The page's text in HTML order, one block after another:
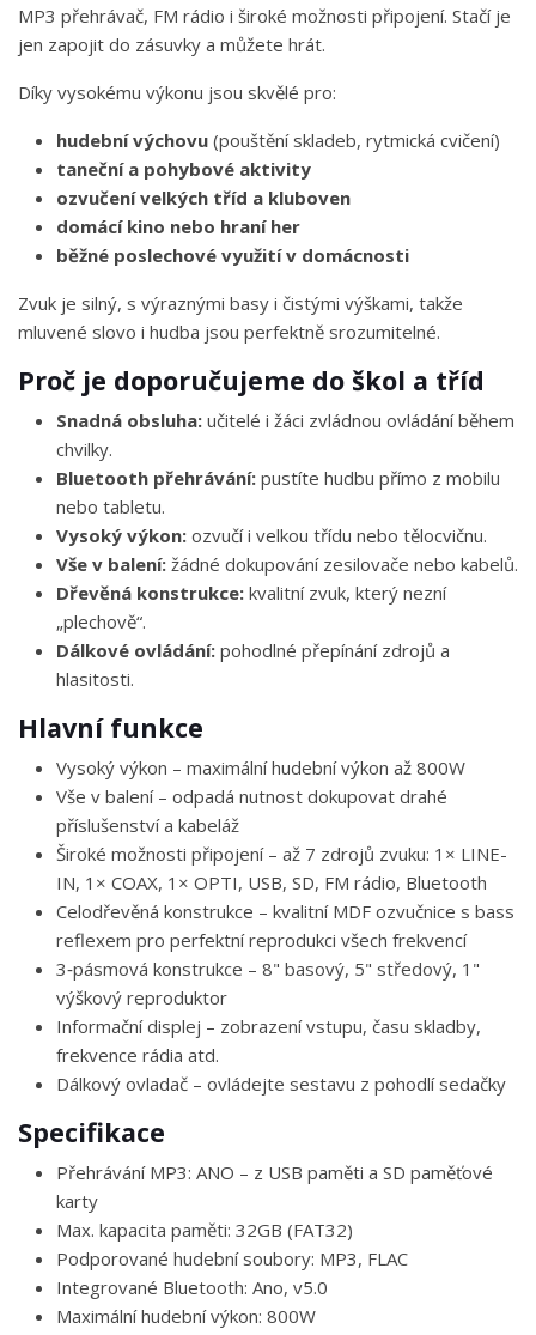
MP3 přehrávač, FM rádio i široké možnosti připojení. Stačí je
jen zapojit do zásuvky a můžete hrát.
Díky vysokému výkonu jsou skvělé pro:
hudební výchovu (pouštění skladeb, rytmická cvičení)
taneční a pohybové aktivity
ozvučení velkých tříd a kluboven
domácí kino nebo hraní her
běžné poslechové využití v domácnosti
Zvuk je silný, s výraznými basy i čistými výškami, takže
mluvené slovo i hudba jsou perfektně srozumitelné.
Proč je doporučujeme do škol a tříd
Snadná obsluha: učitelé i žáci zvládnou ovládání během
chvilky.
Bluetooth přehrávání: pustíte hudbu přímo z mobilu
nebo tabletu.
Vysoký výkon: ozvučí i velkou třídu nebo tělocvičnu.
Vše v balení: žádné dokupování zesilovače nebo kabelů.
Dřevěná konstrukce: kvalitní zvuk, který nezní
„plechově“.
Dálkové ovládání: pohodlné přepínání zdrojů a
hlasitosti.
Hlavní funkce
Vysoký výkon – maximální hudební výkon až 800W
Vše v balení – odpadá nutnost dokupovat drahé
příslušenství a kabeláž
Široké možnosti připojení – až 7 zdrojů zvuku: 1× LINE-
IN, 1× COAX, 1× OPTI, USB, SD, FM rádio, Bluetooth
Celodřevěná konstrukce – kvalitní MDF ozvučnice s bass
reflexem pro perfektní reprodukci všech frekvencí
3‑pásmová konstrukce – 8" basový, 5" středový, 1"
výškový reproduktor
Informační displej – zobrazení vstupu, času skladby,
frekvence rádia atd.
Dálkový ovladač – ovládejte sestavu z pohodlí sedačky
Specifikace
Přehrávání MP3: ANO – z USB paměti a SD paměťové
karty
Max. kapacita paměti: 32GB (FAT32)
Podporované hudební soubory: MP3, FLAC
Integrované Bluetooth: Ano, v5.0
Maximální hudební výkon: 800W